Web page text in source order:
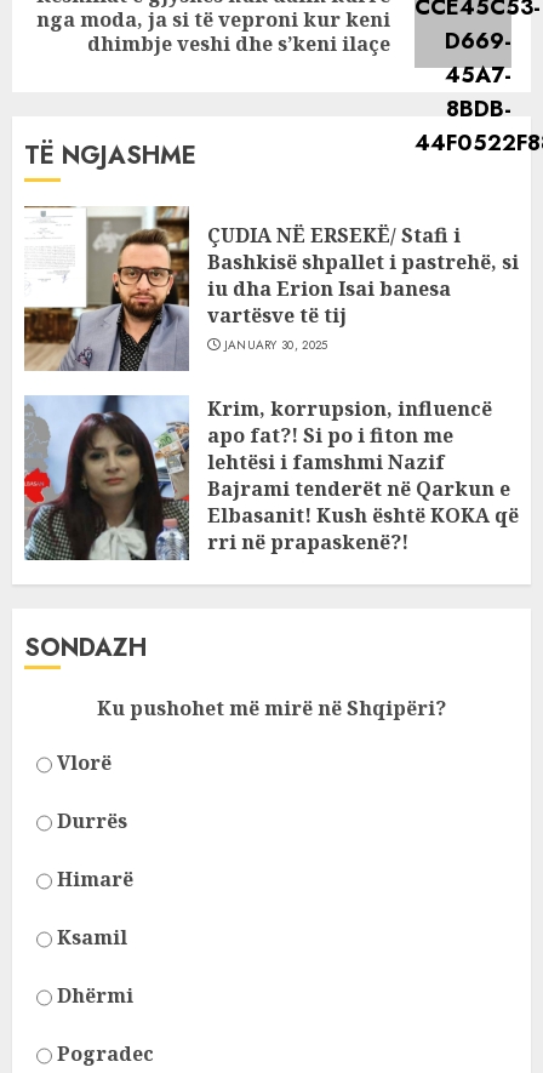
Next
nga moda, ja si të veproni kur keni
dhimbje veshi dhe s’keni ilaçe
TË NGJASHME
ÇUDIA NË ERSEKË/ Stafi i
Bashkisë shpallet i pastrehë, si
iu dha Erion Isai banesa
vartësve të tij
JANUARY 30, 2025
Krim, korrupsion, influencë
apo fat?! Si po i fiton me
lehtësi i famshmi Nazif
Bajrami tenderët në Qarkun e
Elbasanit! Kush është KOKA që
rri në prapaskenë?!
SONDAZH
Ku pushohet më mirë në Shqipëri?
Vlorë
Durrës
Himarë
Ksamil
Dhërmi
Pogradec